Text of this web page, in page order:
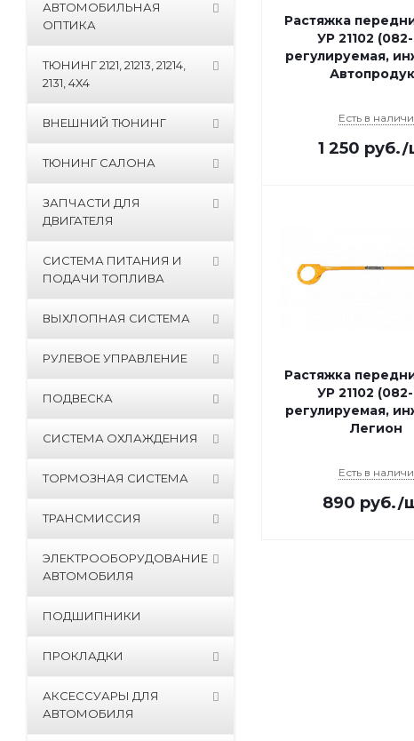
Растяжка
УР 21102
регулируемая,
Есть в
1 250 руб./
Растяжка
УР 21102
регулируемая,
Легион
Есть в
890 руб./
АВТОМОБИЛЬНАЯ
ОПТИКА
ТЮНИНГ 2121, 21213, 21214,
2131, 4Х4
ВНЕШНИЙ ТЮНИНГ
ТЮНИНГ САЛОНА
ЗАПЧАСТИ ДЛЯ
ДВИГАТЕЛЯ
СИСТЕМА ПИТАНИЯ И
ПОДАЧИ ТОПЛИВА
ВЫХЛОПНАЯ СИСТЕМА
РУЛЕВОЕ УПРАВЛЕНИЕ
ПОДВЕСКА
СИСТЕМА ОХЛАЖДЕНИЯ
ТОРМОЗНАЯ СИСТЕМА
ТРАНСМИССИЯ
ЭЛЕКТРООБОРУДОВАНИЕ
АВТОМОБИЛЯ
ПОДШИПНИКИ
ПРОКЛАДКИ
АКСЕССУАРЫ ДЛЯ
АВТОМОБИЛЯ